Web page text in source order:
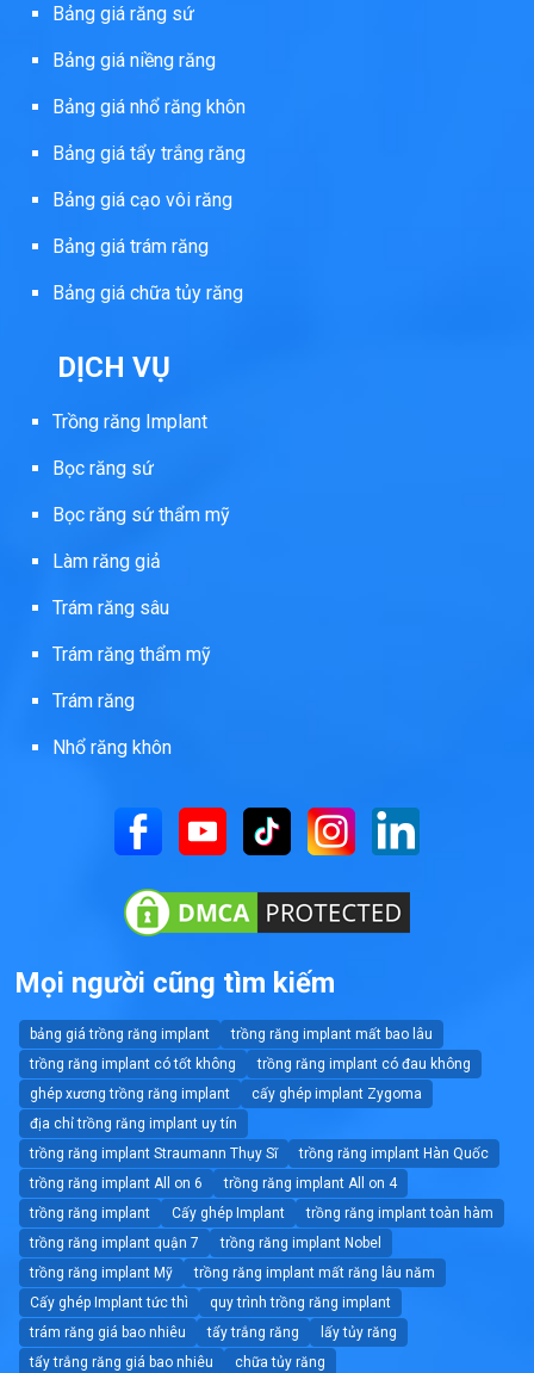
Bảng giá răng sứ
Bảng giá niềng răng
Bảng giá nhổ răng khôn
Bảng giá tẩy trắng răng
Bảng giá cạo vôi răng
Bảng giá trám răng
Bảng giá chữa tủy răng
DỊCH VỤ
Trồng răng Implant
Bọc răng sứ
Bọc răng sứ thẩm mỹ
Làm răng giả
Trám răng sâu
Trám răng thẩm mỹ
Trám răng
Nhổ răng khôn
Mọi người cũng tìm kiếm
bảng giá trồng răng implant
trồng răng implant mất bao lâu
trồng răng implant có tốt không
trồng răng implant có đau không
ghép xương trồng răng implant
cấy ghép implant Zygoma
địa chỉ trồng răng implant uy tín
trồng răng implant Straumann Thụy Sĩ
trồng răng implant Hàn Quốc
trồng răng implant All on 6
trồng răng implant All on 4
trồng răng implant
Cấy ghép Implant
trồng răng implant toàn hàm
trồng răng implant quận 7
trồng răng implant Nobel
trồng răng implant Mỹ
trồng răng implant mất răng lâu năm
Cấy ghép Implant tức thì
quy trình trồng răng implant
trám răng giá bao nhiêu
tẩy trắng răng
lấy tủy răng
tẩy trắng răng giá bao nhiêu
chữa tủy răng